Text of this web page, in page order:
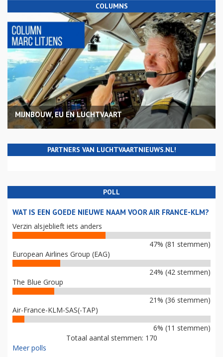
COLUMNS
MIJNBOUW, EU EN LUCHTVAART
PARTNERS VAN LUCHTVAARTNIEUWS.NL!
POLL
WAT IS EEN GOEDE NIEUWE NAAM VOOR AIR FRANCE-KLM?
Verzin alsjeblieft iets anders
47% (81 stemmen)
European Airlines Group (EAG)
24% (42 stemmen)
The Blue Group
21% (36 stemmen)
Air-France-KLM-SAS(-TAP)
6% (11 stemmen)
Totaal aantal stemmen: 170
Meer polls